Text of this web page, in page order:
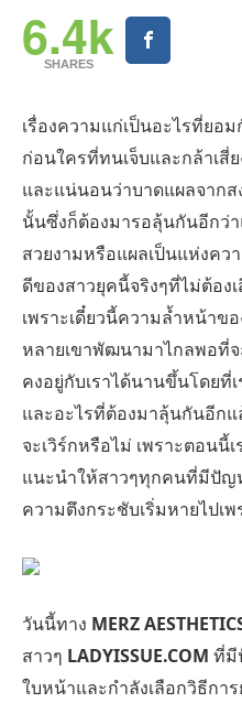
6.4k
SHARES
เรื่องความแก่เป็นอะไรที่ยอ
ก่อนใครที่ทนเจ็บและกล้าเสี่
และแน่นอนว่าบาดแผลจาก
นั้นซึ่งก็ต้องมารอลุ้นกันอีกว่
สวยงามหรือแผลเป็นแห่งคว
ดีของสาวยุคนี้จริงๆที่ไม่ต้อง
เพราะเดี๋ยวนี้ความล้ำหน้าข
หลายเขาพัฒนามาไกลพอที่
คงอยู่กับเราได้นานขึ้นโดยที่เ
และอะไรที่ต้องมาลุ้นกันอีก
จะเวิร์กหรือไม่ เพราะตอนนี้
แนะนำให้สาวๆทุกคนที่มีปัญ
ความตึงกระชับเริ่มหายไปเ
วันนี้ทาง MERZ
สาวๆ LADYISSUE.COM ที่มี
ใบหน้าและกำลังเลือกวิธีกา